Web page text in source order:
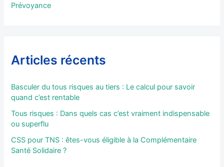
Prévoyance
Articles récents
Basculer du tous risques au tiers : Le calcul pour savoir
quand c’est rentable
Tous risques : Dans quels cas c’est vraiment indispensable
ou superflu
CSS pour TNS : êtes-vous éligible à la Complémentaire
Santé Solidaire ?